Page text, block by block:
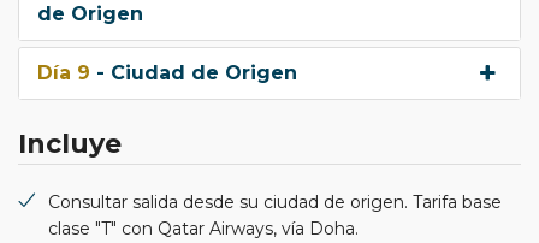
de Origen
Día 9 - Ciudad de Origen
Incluye
Consultar salida desde su ciudad de origen. Tarifa base
clase "T" con Qatar Airways, vía Doha.